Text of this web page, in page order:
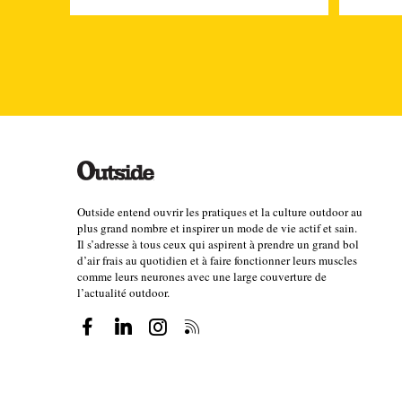
Ce dernier point suggère que courir efficacement
à maîtriser. D'autres moyens d'améliorer votre
équipement au minimum, voire à vous muscler,
Il reste encore beaucoup d’inconnu autour de
de la distance du marathon, les coureurs
ultras, entre 100 km et 160 km, il ne semble pas y
Tor des Géants (330 km), les coureurs semblent
comment et pourquoi cela se produit, ce qui
l'efficacité.
Si le discours sur l’efficacité en trail reste
Outside entend ouvrir les pratiques et la culture outdoor au
plus grand nombre et inspirer un mode de vie actif et sain.
Il s’adresse à tous ceux qui aspirent à prendre un grand bol
d’air frais au quotidien et à faire fonctionner leurs muscles
comme leurs neurones avec une large couverture de
l’actualité outdoor.